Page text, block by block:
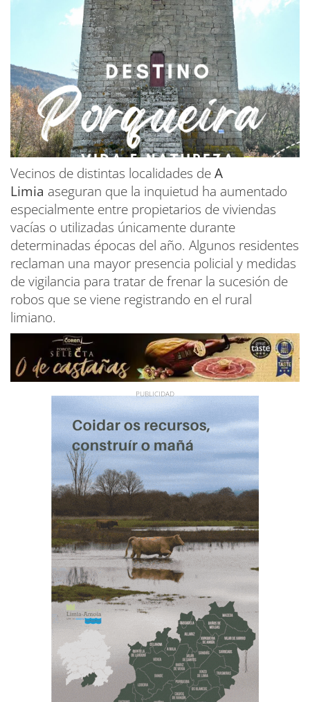
Vecinos de distintas localidades deA
Limia aseguran que la inquietud ha aumentado
especialmente entre propietarios de viviendas
vacías o utilizadas únicamente durante
determinadas épocas del año. Algunos residentes
reclaman una mayor presencia policial y medidas
de vigilancia para tratar de frenar la sucesión de
robos que se viene registrando en el rural
limiano.